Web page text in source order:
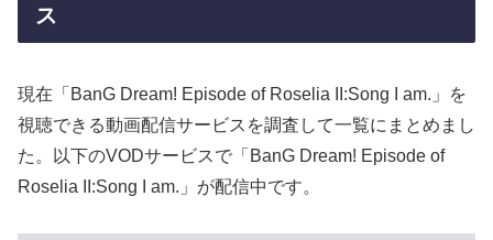
ス
現在「BanG Dream! Episode of Roselia II:Song I am.」を
視聴できる動画配信サービスを調査して一覧にまとめまし
た。以下のVODサービスで「BanG Dream! Episode of
Roselia II:Song I am.」が配信中です。